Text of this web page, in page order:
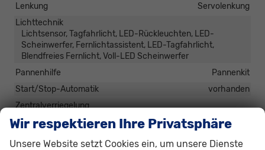
Lenkung
Servolenkung
Lichttechnik
Lichtsensor, Tagfahrlicht, LED-Rückleuchten, LED-
Scheinwerfer, Fernlichtassistent, LED-Tagfahrlicht,
Blendfreies Fernlicht, Voll-LED Scheinwerfer
Pannenhilfe
Pannenkit
Start/Stop-Automatik
vorhanden
Zentralverriegelung
Zentralverriegelung, Zentralverriegelung mit
Funkfernbedienung, Schlüssellose Zentralverriegelung
(Keyless Go)
Wir respektieren Ihre Privatsphäre
Unsere Website setzt Cookies ein, um unsere Dienste